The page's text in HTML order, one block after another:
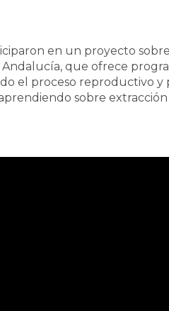
en un proyecto
que ofrece
el proceso reproductivo
sobre